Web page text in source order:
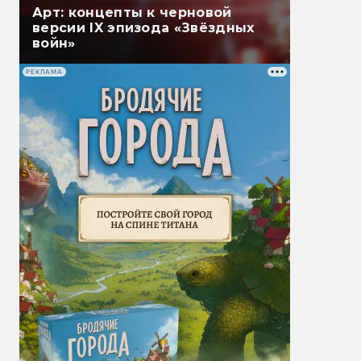
Арт: концепты к черновой
версии IX эпизода «Звёздных
войн»
РЕКЛАМА